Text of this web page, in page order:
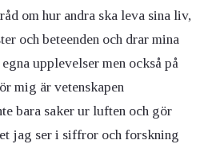
om hur andra ska leva sina liv,
och beteenden och drar mina
upplevelser men också på
mig är vetenskapen
bara saker ur luften och gör
jag ser i siffror och forskning